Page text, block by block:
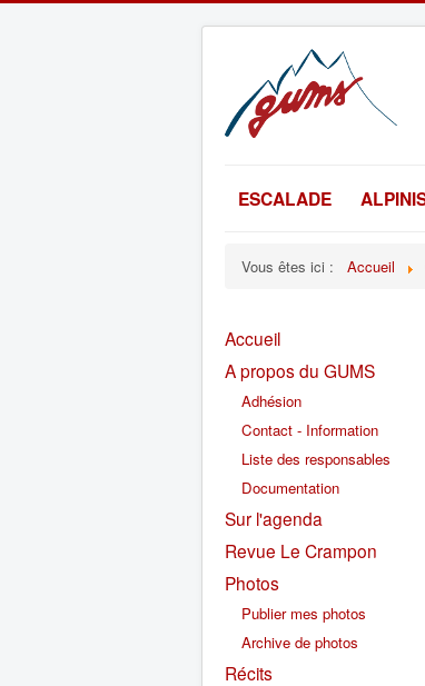
ESCALADE
Vous êtes ici : Accueil
Accueil
A propos du GUMS
Adhésion
Contact - Information
Liste des responsables
Documentation
Sur l'agenda
Revue Le Crampon
Photos
Publier mes photos
Archive de photos
Récits